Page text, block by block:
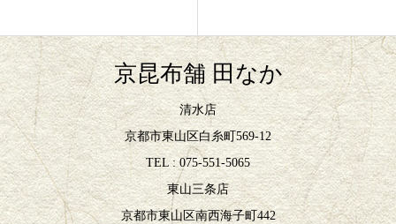
京昆布舗 田なか
清水店
京都市東山区白糸町569-12
TEL : 075-551-5065
東山三条店
京都市東山区南西海子町442